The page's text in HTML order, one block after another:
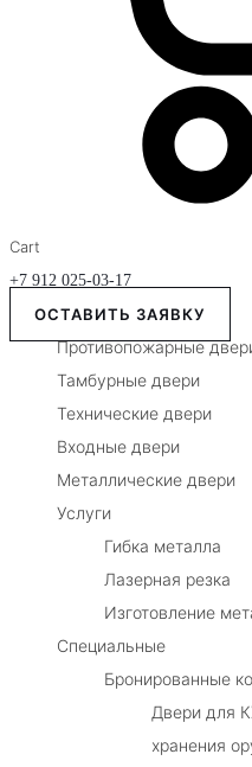
Cart
+7 912 025-03-17
ОСТАВИТЬ ЗАЯВКУ
Противопожарные
Тамбурные двери
Технические двери
Входные двери
Металлические двери
Услуги
Гибка металла
Лазерная резка
Изготовление
Специальные
Бронированные
Двери для
хранения